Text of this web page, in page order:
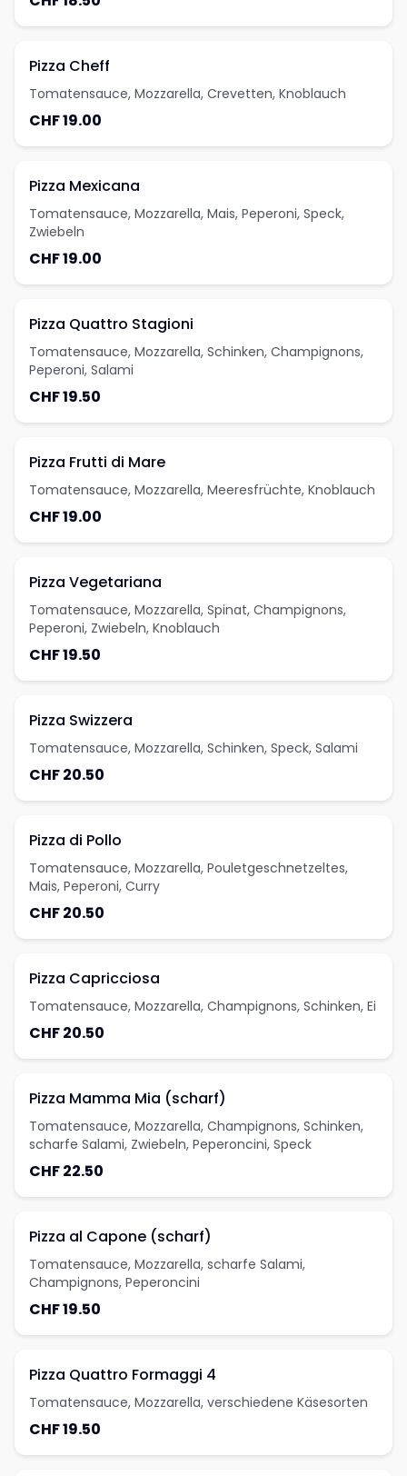
Pizza Cheff
Tomatensauce, Mozzarella, Crevetten, Knoblauch
CHF 19.00
Pizza Mexicana
Tomatensauce, Mozzarella, Mais, Peperoni, Speck,
Zwiebeln
CHF 19.00
Pizza Quattro Stagioni
Tomatensauce, Mozzarella, Schinken, Champignons,
Peperoni, Salami
CHF 19.50
Pizza Frutti di Mare
Tomatensauce, Mozzarella, Meeresfrüchte, Knoblauch
CHF 19.00
Pizza Vegetariana
Tomatensauce, Mozzarella, Spinat, Champignons,
Peperoni, Zwiebeln, Knoblauch
CHF 19.50
Pizza Swizzera
Tomatensauce, Mozzarella, Schinken, Speck, Salami
CHF 20.50
Pizza di Pollo
Tomatensauce, Mozzarella, Pouletgeschnetzeltes,
Mais, Peperoni, Curry
CHF 20.50
Pizza Capricciosa
Tomatensauce, Mozzarella, Champignons, Schinken, Ei
CHF 20.50
Pizza Mamma Mia (scharf)
Tomatensauce, Mozzarella, Champignons, Schinken,
scharfe Salami, Zwiebeln, Peperoncini, Speck
CHF 22.50
Pizza al Capone (scharf)
Tomatensauce, Mozzarella, scharfe Salami,
Champignons, Peperoncini
CHF 19.50
Pizza Quattro Formaggi 4
Tomatensauce, Mozzarella, verschiedene Käsesorten
CHF 19.50